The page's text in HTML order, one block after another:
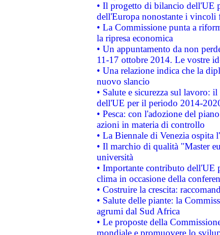
• Il progetto di bilancio dell'UE
dell'Europa nonostante i vincoli
• La Commissione punta a
la ripresa economica
• Un appuntamento da non
11-17 ottobre 2014. Le vostre
• Una relazione indica che la
nuovo slancio
• Salute e sicurezza sul lavoro:
dell'UE per il periodo 2014-
• Pesca: con l'adozione del
azioni in materia di controllo
• La Biennale di Venezia ospita
• Il marchio di qualità "Master
università
• Importante contributo dell'UE
clima in occasione della
• Costruire la crescita:
• Salute delle piante: la
agrumi dal Sud Africa
• Le proposte della
mondiale e promuovere lo